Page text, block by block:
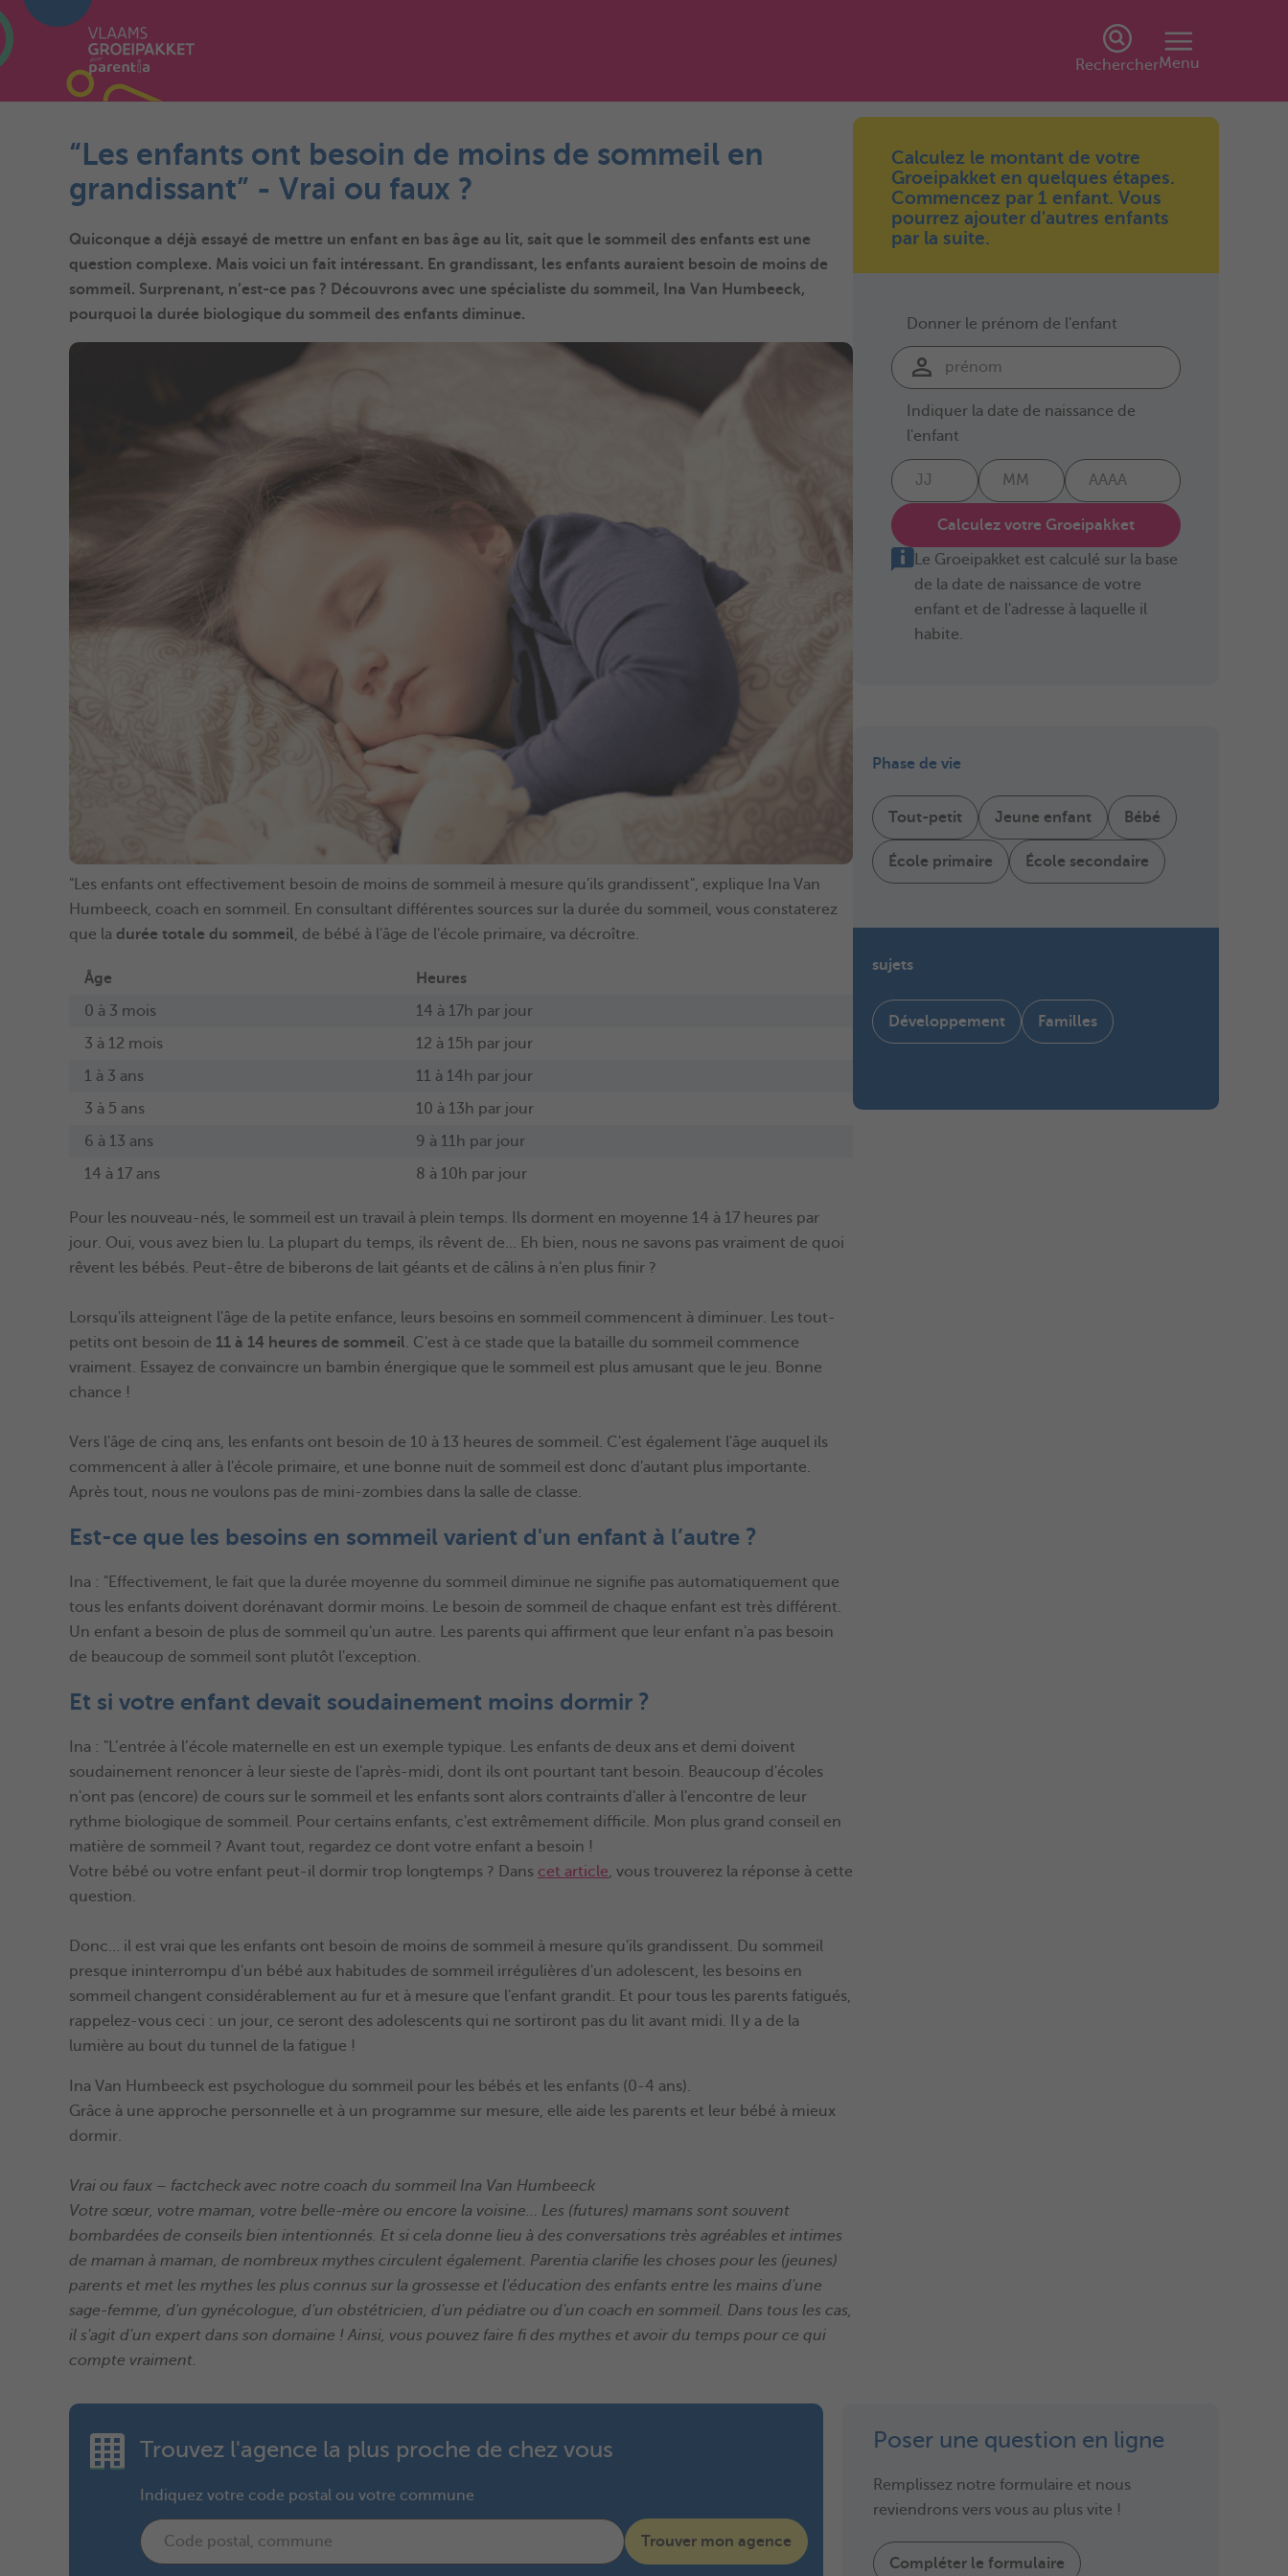
RechercherMenu
“Les enfants ont besoin de moins de sommeil en
grandissant” - Vrai ou faux ?
Quiconque a déjà essayé de mettre un enfant en bas âge au lit, sait que le sommeil des enfants est une
question complexe. Mais voici un fait intéressant. En grandissant, les enfants auraient besoin de moins de
sommeil. Surprenant, n’est-ce pas ? Découvrons avec une spécialiste du sommeil, Ina Van Humbeeck,
pourquoi la durée biologique du sommeil des enfants diminue.
"Les enfants ont effectivement besoin de moins de sommeil à mesure qu'ils grandissent", explique Ina Van
Humbeeck, coach en sommeil. En consultant différentes sources sur la durée du sommeil, vous constaterez
que la durée totale du sommeil, de bébé à l'âge de l'école primaire, va décroître.
Âge
Heures
0 à 3 mois
14 à 17h par jour
3 à 12 mois
12 à 15h par jour
1 à 3 ans
11 à 14h par jour
3 à 5 ans
10 à 13h par jour
6 à 13 ans
9 à 11h par jour
14 à 17 ans
8 à 10h par jour
Pour les nouveau-nés, le sommeil est un travail à plein temps. Ils dorment en moyenne 14 à 17 heures par
jour. Oui, vous avez bien lu. La plupart du temps, ils rêvent de... Eh bien, nous ne savons pas vraiment de quoi
rêvent les bébés. Peut-être de biberons de lait géants et de câlins à n'en plus finir ?
Lorsqu'ils atteignent l'âge de la petite enfance, leurs besoins en sommeil commencent à diminuer. Les tout-
petits ont besoin de 11 à 14 heures de sommeil. C'est à ce stade que la bataille du sommeil commence
vraiment. Essayez de convaincre un bambin énergique que le sommeil est plus amusant que le jeu. Bonne
chance !
Vers l'âge de cinq ans, les enfants ont besoin de 10 à 13 heures de sommeil. C'est également l'âge auquel ils
commencent à aller à l'école primaire, et une bonne nuit de sommeil est donc d'autant plus importante.
Après tout, nous ne voulons pas de mini-zombies dans la salle de classe.
Est-ce que les besoins en sommeil varient d'un enfant à l’autre ?
Ina : "Effectivement, le fait que la durée moyenne du sommeil diminue ne signifie pas automatiquement que
tous les enfants doivent dorénavant dormir moins. Le besoin de sommeil de chaque enfant est très différent.
Un enfant a besoin de plus de sommeil qu'un autre. Les parents qui affirment que leur enfant n'a pas besoin
de beaucoup de sommeil sont plutôt l'exception.
Et si votre enfant devait soudainement moins dormir ?
Ina : "L’entrée à l’école maternelle en est un exemple typique. Les enfants de deux ans et demi doivent
soudainement renoncer à leur sieste de l'après-midi, dont ils ont pourtant tant besoin. Beaucoup d'écoles
n'ont pas (encore) de cours sur le sommeil et les enfants sont alors contraints d'aller à l'encontre de leur
rythme biologique de sommeil. Pour certains enfants, c'est extrêmement difficile. Mon plus grand conseil en
matière de sommeil ? Avant tout, regardez ce dont votre enfant a besoin !
Votre bébé ou votre enfant peut-il dormir trop longtemps ? Dans cet article, vous trouverez la réponse à cette
question.
Donc… il est vrai que les enfants ont besoin de moins de sommeil à mesure qu'ils grandissent. Du sommeil
presque ininterrompu d'un bébé aux habitudes de sommeil irrégulières d'un adolescent, les besoins en
sommeil changent considérablement au fur et à mesure que l'enfant grandit. Et pour tous les parents fatigués,
rappelez-vous ceci : un jour, ce seront des adolescents qui ne sortiront pas du lit avant midi. Il y a de la
lumière au bout du tunnel de la fatigue !
Ina Van Humbeeck est psychologue du sommeil pour les bébés et les enfants (0-4 ans).
Grâce à une approche personnelle et à un programme sur mesure, elle aide les parents et leur bébé à mieux
dormir.
Vrai ou faux – factcheck avec notre coach du sommeil Ina Van Humbeeck
Votre sœur, votre maman, votre belle-mère ou encore la voisine… Les (futures) mamans sont souvent
bombardées de conseils bien intentionnés. Et si cela donne lieu à des conversations très agréables et intimes
de maman à maman, de nombreux mythes circulent également. Parentia clarifie les choses pour les (jeunes)
parents et met les mythes les plus connus sur la grossesse et l'éducation des enfants entre les mains d'une
sage-femme, d'un gynécologue, d'un obstétricien, d'un pédiatre ou d'un coach en sommeil. Dans tous les cas,
il s'agit d'un expert dans son domaine ! Ainsi, vous pouvez faire fi des mythes et avoir du temps pour ce qui
compte vraiment.
Calculez le montant de votre
Groeipakket en quelques étapes.
Commencez par 1 enfant. Vous
pourrez ajouter d'autres enfants
par la suite.
Donner le prénom de l'enfant
Indiquer la date de naissance de
l'enfant
Calculez votre Groeipakket
Le Groeipakket est calculé sur la base
de la date de naissance de votre
enfant et de l'adresse à laquelle il
habite.
Phase de vie
Tout-petit Jeune enfant Bébé
École primaire École secondaire
sujets
Développement Familles
Trouvez l'agence la plus proche de chez vous
Indiquez votre code postal ou votre commune
Trouver mon agence
Poser une question en ligne
Remplissez notre formulaire et nous
reviendrons vers vous au plus vite !
Compléter le formulaire